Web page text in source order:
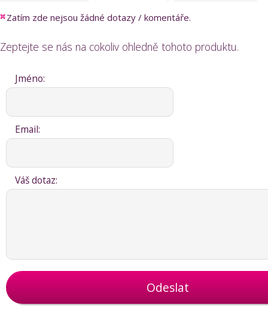
Zatím zde nejsou žádné dotazy / komentáře.
Zeptejte se nás na cokoliv ohledně tohoto produktu.
Jméno:
Email:
Váš dotaz:
Odeslat